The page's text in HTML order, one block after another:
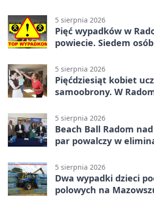
5 sierpnia 2026
Pięć wypadków w
powiecie. Siedem
5 sierpnia 2026
Pięćdziesiąt kobiet
samoobrony. W
5 sierpnia 2026
Beach Ball Radom
par powalczy w
5 sierpnia 2026
Dwa wypadki dzieci
polowych na